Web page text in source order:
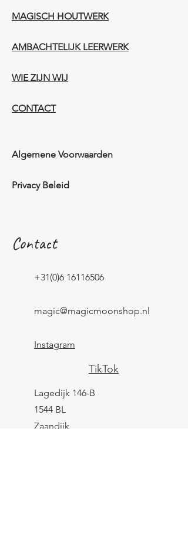
MAGISCH HOUTWERK
AMBACHTELIJK LEERWERK​
WIE ZIJN WIJ​​
CONTACT
Algemene Voorwaarden
Privacy Beleid
Contact
+31(0)6 16116506
magic@magicmoonshop.nl
Instagram
TikTok
Lagedijk 146-B
1544 BL
Zaandijk